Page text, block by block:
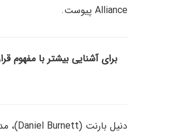
Alliance پیوست.
برای آشنایی بیشتر با مفهوم